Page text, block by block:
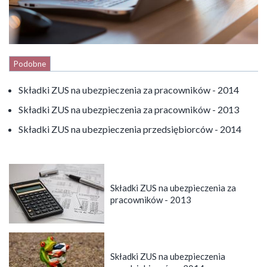
Podobne
Składki ZUS na ubezpieczenia za pracowników - 2014
Składki ZUS na ubezpieczenia za pracowników - 2013
Składki ZUS na ubezpieczenia przedsiębiorców - 2014
Składki ZUS na ubezpieczenia za
pracowników - 2013
Składki ZUS na ubezpieczenia